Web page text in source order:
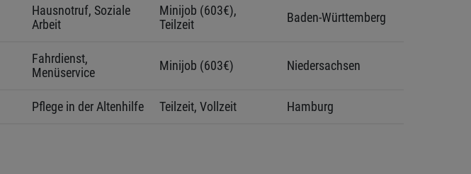
Hausnotruf, Soziale
Arbeit
Minijob (603€),
Teilzeit
Baden-Württemberg
Fahrdienst,
Menüservice
Minijob (603€) Niedersachsen
Pflege in der Altenhilfe Teilzeit, Vollzeit Hamburg